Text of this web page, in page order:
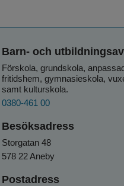
Barn- och
Förskola, grundskola,
fritidshem, gymnasieskola,
samt kulturskola.
0380-461 00
Besöksadress
Storgatan 48
578 22 Aneby
Postadress